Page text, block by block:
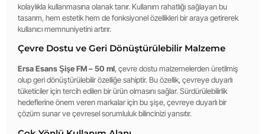
kolaylıkla kullanmasına olanak tanır. Kullanım rahatlığı sağlayan bu
tasarım, hem estetik hem de fonksiyonel özellikleri bir araya getirerek
kullanıcı memnuniyetini artırır.
Çevre Dostu ve Geri Dönüştürülebilir Malzeme
Ersa Esans Şişe FM – 50 ml, çevre dostu malzemelerden üretilmiş
olup geri dönüştürülebilir özelliğe sahiptir. Bu özellik, çevreye duyarlı
tüketiciler için tercih edilen bir ürün olmasını sağlar. Sürdürülebilirlik
hedeflerine önem veren markalar için bu şişe, çevreye duyarlı bir
çözüm sunar ve çevresel sorumluluk bilincinizi yansıtır.